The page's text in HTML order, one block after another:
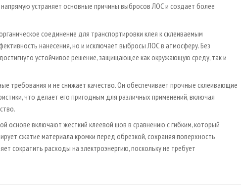
устраняет основные причины выбросов ЛОС и создает более
соединение для транспортировки клея к склеиваемым
нанесения, но и исключает выбросы ЛОС в атмосферу. Без
устойчивое решение, защищающее как окружающую среду, так и
требования и не снижает качество. Он обеспечивает прочные склеивающие
что делает его пригодным для различных применений, включая
основе включают жесткий клеевой шов в сравнению с гибким, который
сжатие материала кромки перед обрезкой, сохраняя поверхность
сократить расходы на электроэнергию, поскольку не требует